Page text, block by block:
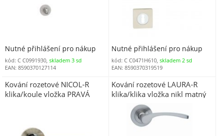
Nutné přihlášení pro nákup
kód: C C0991930, skladem 3 sd
EAN: 8590370127114
Nutné přihlášení pro nákup
kód: C C0471H610,skladem 2 sd
EAN: 8590370319519
Kování rozetové NICOL-R
klika/koule vložka PRAVÁ
Kování rozetové LAURA-R
klika/klika vložka nikl matný